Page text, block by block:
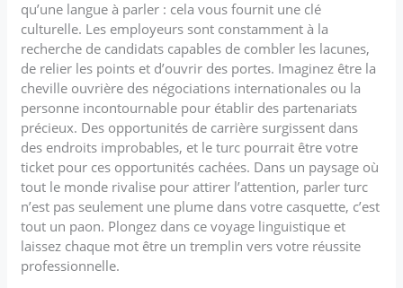
qu’une langue à parler : cela vous fournit une clé
culturelle. Les employeurs sont constamment à la
recherche de candidats capables de combler les lacunes,
de relier les points et d’ouvrir des portes. Imaginez être la
cheville ouvrière des négociations internationales ou la
personne incontournable pour établir des partenariats
précieux. Des opportunités de carrière surgissent dans
des endroits improbables, et le turc pourrait être votre
ticket pour ces opportunités cachées. Dans un paysage où
tout le monde rivalise pour attirer l’attention, parler turc
n’est pas seulement une plume dans votre casquette, c’est
tout un paon. Plongez dans ce voyage linguistique et
laissez chaque mot être un tremplin vers votre réussite
professionnelle.